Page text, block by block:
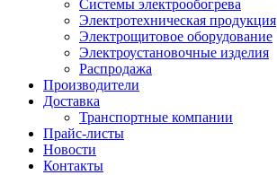
Системы электрообогрева
Электротехническая продукция
Электрощитовое оборудование
Электроустановочные изделия
Распродажа
Производители
Доставка
Транспортные компании
Прайс-листы
Новости
Контакты